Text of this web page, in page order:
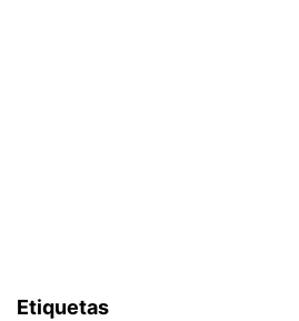
Etiquetas